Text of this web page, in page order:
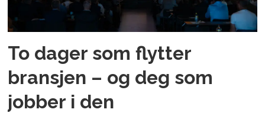
To dager som flytter
bransjen – og deg som
jobber i den